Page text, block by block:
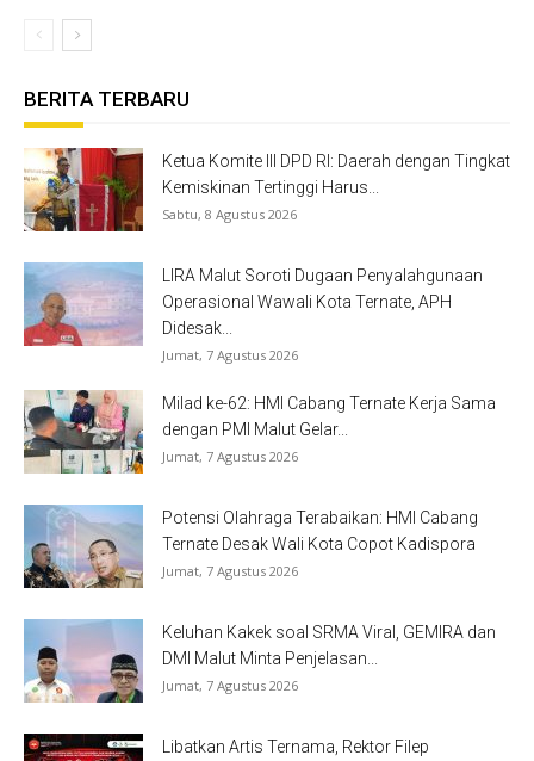
BERITA TERBARU
Ketua Komite III DPD RI: Daerah dengan Tingkat
Kemiskinan Tertinggi Harus...
Sabtu, 8 Agustus 2026
LIRA Malut Soroti Dugaan Penyalahgunaan
Operasional Wawali Kota Ternate, APH
Didesak...
Jumat, 7 Agustus 2026
Milad ke-62: HMI Cabang Ternate Kerja Sama
dengan PMI Malut Gelar...
Jumat, 7 Agustus 2026
Potensi Olahraga Terabaikan: HMI Cabang
Ternate Desak Wali Kota Copot Kadispora
Jumat, 7 Agustus 2026
Keluhan Kakek soal SRMA Viral, GEMIRA dan
DMI Malut Minta Penjelasan...
Jumat, 7 Agustus 2026
Libatkan Artis Ternama, Rektor Filep